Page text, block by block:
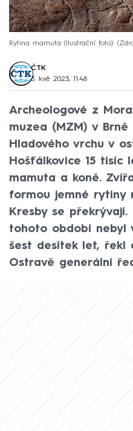
Rytina mamuta (Ilustrační foto)
ČTK
3. kvě 2023, 11:48
Archeologové z
muzea (MZM) v
Hladového vrchu v
Hošťálkovice 15 tisíc
mamuta a koně.
formou jemné rytiny
Kresby se
tohoto období nebyl
šest desítek let, řekl
Ostravě generální